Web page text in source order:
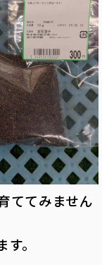
ててみません
。